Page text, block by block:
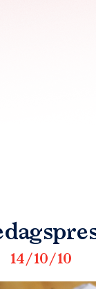
14/10/10